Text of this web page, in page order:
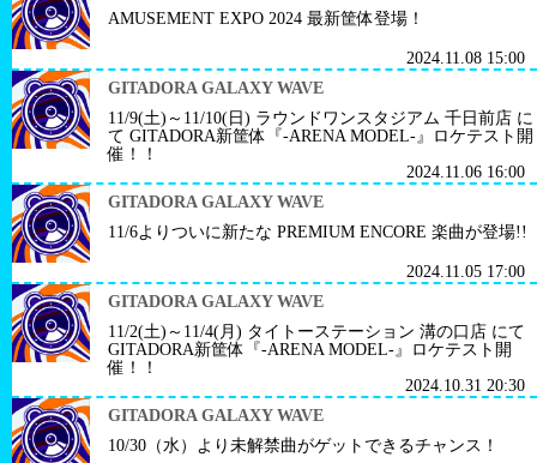
AMUSEMENT EXPO 2024 最新筐体登場！
2024.11.08 15:00
GITADORA GALAXY WAVE
11/9(土)～11/10(日) ラウンドワンスタジアム 千日前店 に
て GITADORA新筐体『-ARENA MODEL-』ロケテスト開
催！！
2024.11.06 16:00
GITADORA GALAXY WAVE
11/6よりついに新たな PREMIUM ENCORE 楽曲が登場!!
2024.11.05 17:00
GITADORA GALAXY WAVE
11/2(土)～11/4(月) タイトーステーション 溝の口店 にて
GITADORA新筐体『-ARENA MODEL-』ロケテスト開
催！！
2024.10.31 20:30
GITADORA GALAXY WAVE
10/30（水）より未解禁曲がゲットできるチャンス！